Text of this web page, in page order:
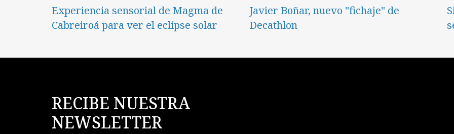
Experiencia sensorial de Magma de
Cabreiroá para ver el eclipse solar
Javier Boñar, nuevo "fichaje" de
Decathlon
RECIBE NUESTRA
NEWSLETTER